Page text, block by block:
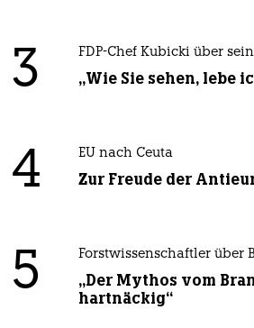
3 FDP-Chef Kubicki über
„Wie Sie sehen, lebe
4 EU nach Ceuta
Zur Freude der
5 Forstwissenschaftler über
„Der Mythos vom
hartnäckig“